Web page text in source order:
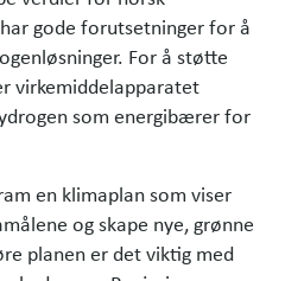
gode forutsetninger for å
For å støtte
virkemiddelapparatet
som energibærer for
en klimaplan som viser
og skape nye, grønne
planen er det viktig med